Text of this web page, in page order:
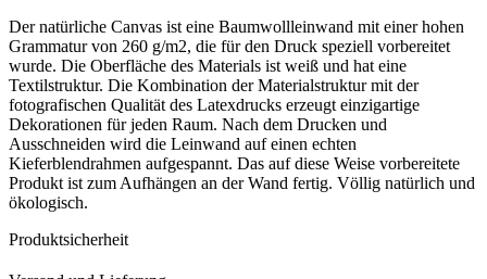
Der natürliche Canvas ist eine Baumwollleinwand mit einer hohen
Grammatur von 260 g/m2, die für den Druck speziell vorbereitet
wurde. Die Oberfläche des Materials ist weiß und hat eine
Textilstruktur. Die Kombination der Materialstruktur mit der
fotografischen Qualität des Latexdrucks erzeugt einzigartige
Dekorationen für jeden Raum. Nach dem Drucken und
Ausschneiden wird die Leinwand auf einen echten
Kieferblendrahmen aufgespannt. Das auf diese Weise vorbereitete
Produkt ist zum Aufhängen an der Wand fertig. Völlig natürlich und
ökologisch.
Produktsicherheit